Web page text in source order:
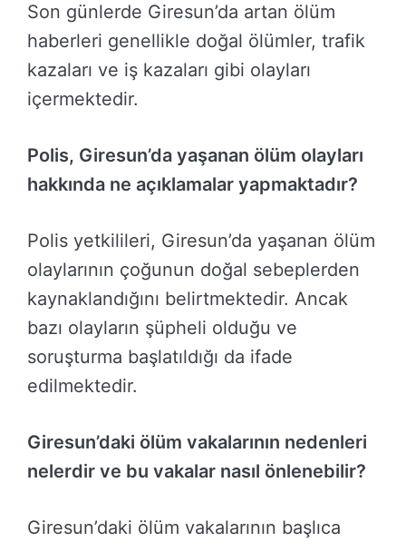
Son günlerde Giresun’da artan ölüm
haberleri genellikle doğal ölümler, trafik
kazaları ve iş kazaları gibi olayları
içermektedir.
Polis, Giresun’da yaşanan ölüm olayları
hakkında ne açıklamalar yapmaktadır?
Polis yetkilileri, Giresun’da yaşanan ölüm
olaylarının çoğunun doğal sebeplerden
kaynaklandığını belirtmektedir. Ancak
bazı olayların şüpheli olduğu ve
soruşturma başlatıldığı da ifade
edilmektedir.
Giresun’daki ölüm vakalarının nedenleri
nelerdir ve bu vakalar nasıl önlenebilir?
Giresun’daki ölüm vakalarının başlıca